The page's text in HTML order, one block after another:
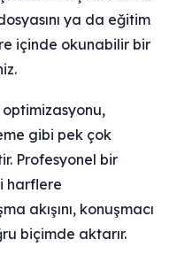
ya da eğitim
içinde okunabilir bir
gibi pek çok
Profesyonel bir
harflere
akışını, konuşmacı
biçimde aktarır.